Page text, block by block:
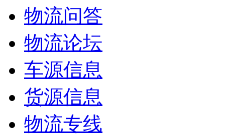
物流问答
物流论坛
车源信息
货源信息
物流专线